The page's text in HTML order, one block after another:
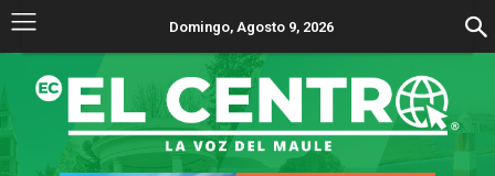
Domingo, Agosto 9, 2026